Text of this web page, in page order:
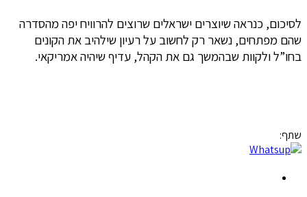
לסיכום, כנראה שיוצרים ישראלים שרוצים להרוויח יפה מהסדרה
שהם מפתחים, נשאר רק לחשוב על רעיון שילהיב את הקונים
בחו”ל ולקוות שבהמשך גם את הקהל, עדיף שיהיה אמריקאי.
שתף: